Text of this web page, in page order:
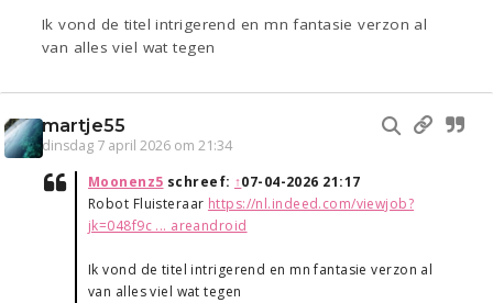
Ik vond de titel intrigerend en mn fantasie verzon al
van alles viel wat tegen
martje55
dinsdag 7 april 2026 om 21:34
Moonenz5 schreef: ↑07-04-2026 21:17
Robot Fluisteraar https://nl.indeed.com/viewjob?
jk=048f9c ... areandroid
Ik vond de titel intrigerend en mn fantasie verzon al
van alles viel wat tegen